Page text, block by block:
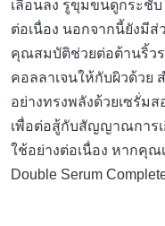
เลือนลง รูขุมขนดูกระชับ
ต่อเนื่อง นอกจากนี้ยังมี
คุณสมบัติช่วยต่อต้านริ้วร
คอลลาเจนให้กับผิวด้วย
อย่างทรงพลังด้วยเซรั่ม
เพื่อต่อสู้กับสัญญาณการเ
ใช้อย่างต่อเนื่อง หากคุ
Double Serum